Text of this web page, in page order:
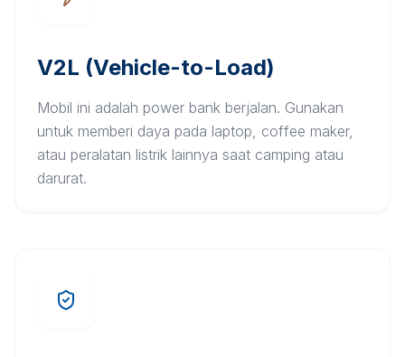
V2L (Vehicle-to-Load)
Mobil ini adalah power bank berjalan. Gunakan
untuk memberi daya pada laptop, coffee maker,
atau peralatan listrik lainnya saat camping atau
darurat.